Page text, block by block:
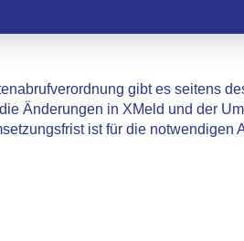
gibt es seitens
Änderungen in XMeld und der
ist für die notwendigen